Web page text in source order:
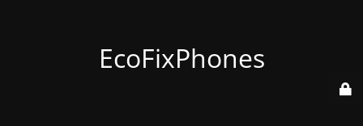
EcoFixPhones